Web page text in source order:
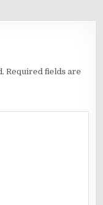
Required fields are